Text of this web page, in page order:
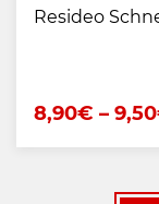
Resideo
8,90€ – 9,50